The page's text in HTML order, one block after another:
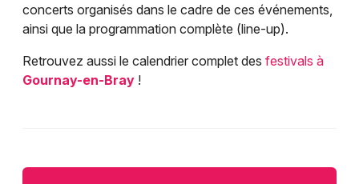
concerts organisés dans le cadre de ces événements,
ainsi que la programmation complète (line-up).
Retrouvez aussi le calendrier complet des festivals à
Gournay-en-Bray !